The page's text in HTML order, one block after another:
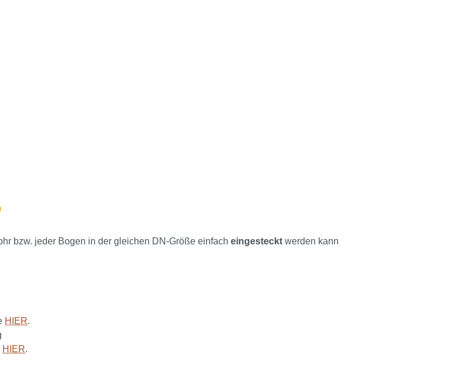
bzw. jeder Bogen in der gleichen DN-Größe einfach eingesteckt werden kann
HIER.
HIER.